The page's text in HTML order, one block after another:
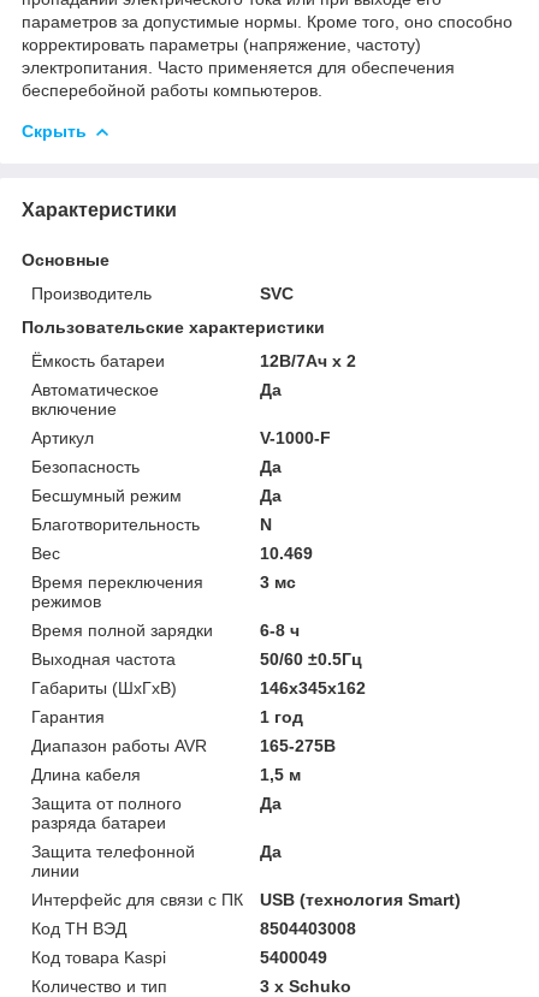
параметров за допустимые нормы. Кроме того, оно способно
корректировать параметры (напряжение, частоту)
электропитания. Часто применяется для обеспечения
бесперебойной работы компьютеров.
Скрыть
Характеристики
Основные
Производитель
SVC
Пользовательские характеристики
Ёмкость батареи
12В/7Ач х 2
Автоматическое
включение
Да
Артикул
V-1000-F
Безопасность
Да
Бесшумный режим
Да
Благотворительность
N
Вес
10.469
Время переключения
режимов
3 мс
Время полной зарядки
6-8 ч
Выходная частота
50/60 ±0.5Гц
Габариты (ШхГхВ)
146x345x162
Гарантия
1 год
Диапазон работы AVR
165-275В
Длина кабеля
1,5 м
Защита от полного
разряда батареи
Да
Защита телефонной
линии
Да
Интерфейс для связи с ПК
USB (технология Smart)
Код ТН ВЭД
8504403008
Код товара Kaspi
5400049
Количество и тип
3 х Schuko